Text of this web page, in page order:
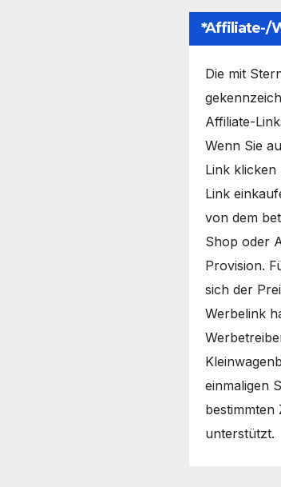
*Affiliate-/
Die mit
Affiliate-
Wenn Sie
Link klicken
Link
von dem
Shop oder
Provision.
sich der
Werbelink
einmaligen
bestimmten
unterstützt.